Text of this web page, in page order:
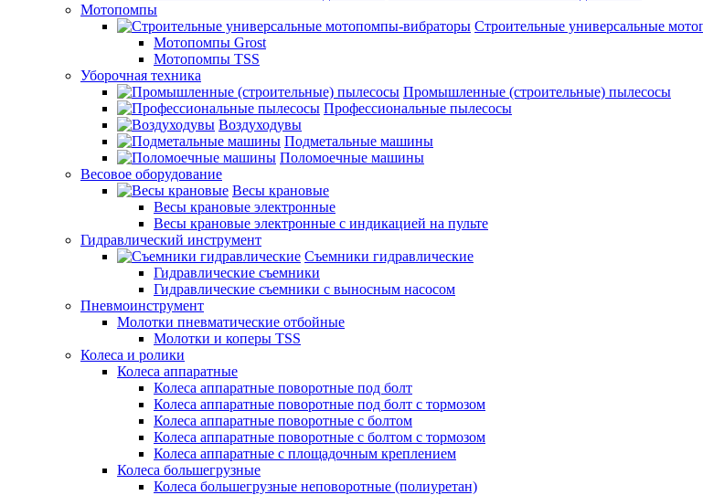
Мотопомпы
Строительные универсальные
Мотопомпы Grost
Мотопомпы TSS
Уборочная техника
Промышленные (строительные) пылесосы
Профессиональные пылесосы
Воздуходувы
Подметальные машины
Поломоечные машины
Весовое оборудование
Весы крановые
Весы крановые электронные
Весы крановые электронные с индикацией на пульте
Гидравлический инструмент
Съемники гидравлические
Гидравлические съемники
Гидравлические cъемники с выносным насосом
Пневмоинструмент
Молотки пневматические отбойные
Молотки и коперы TSS
Колеса и ролики
Колеса аппаратные
Колеса аппаратные поворотные под болт
Колеса аппаратные поворотные под болт с тормозом
Колеса аппаратные поворотные с болтом
Колеса аппаратные поворотные с болтом с тормозом
Колеса аппаратные с площадочным креплением
Колеса большегрузные
Колеса большегрузные неповоротные (полиуретан)